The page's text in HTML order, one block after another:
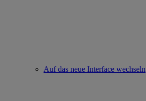
Auf das neue Interface wechseln